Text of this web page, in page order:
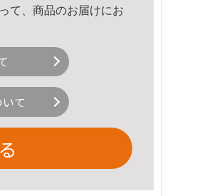
て、商品のお届けにお
て